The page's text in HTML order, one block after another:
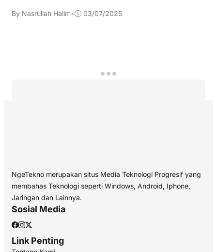
By Nasrullah Halim• 03/07/2025
NgeTekno merupakan situs Media Teknologi Progresif yang
membahas Teknologi seperti Windows, Android, Iphone,
Jaringan dan Lainnya.
Sosial Media
Link Penting